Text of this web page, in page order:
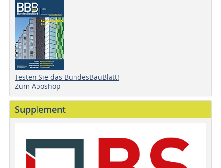
Testen Sie das BundesBauBlatt!
Zum Aboshop
Supplement